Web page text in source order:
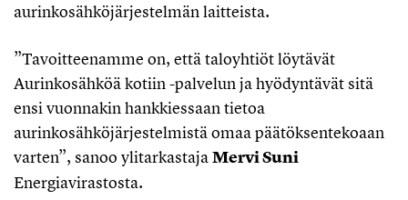
aurinkosähköjärjestelmän laitteista.
”Tavoitteenamme on, että taloyhtiöt löytävät
Aurinkosähköä kotiin -palvelun ja hyödyntävät sitä
ensi vuonnakin hankkiessaan tietoa
aurinkosähköjärjestelmistä omaa päätöksentekoaan
varten”, sanoo ylitarkastajaMervi Suni
Energiavirastosta.